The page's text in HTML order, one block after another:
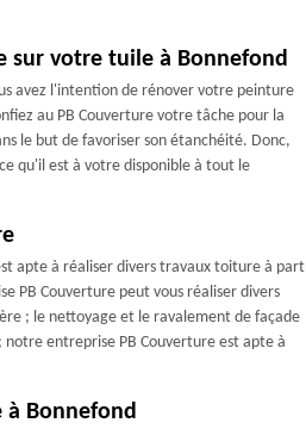
sur votre tuile à Bonnefond
avez l'intention de rénover votre peinture
au PB Couverture votre tâche pour la
le but de favoriser son étanchéité. Donc,
qu'il est à votre disponible à tout le
apte à réaliser divers travaux toiture à part
PB Couverture peut vous réaliser divers
; le nettoyage et le ravalement de façade
entreprise PB Couverture est apte à
à Bonnefond